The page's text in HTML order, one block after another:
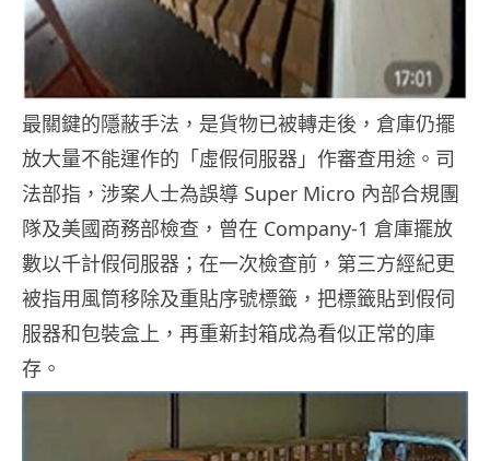
最關鍵的隱蔽手法，是貨物已被轉走後，倉庫仍擺
放大量不能運作的「虛假伺服器」作審查用途。司
法部指，涉案人士為誤導 Super Micro 內部合規團
隊及美國商務部檢查，曾在 Company-1 倉庫擺放
數以千計假伺服器；在一次檢查前，第三方經紀更
被指用風筒移除及重貼序號標籤，把標籤貼到假伺
服器和包裝盒上，再重新封箱成為看似正常的庫
存。